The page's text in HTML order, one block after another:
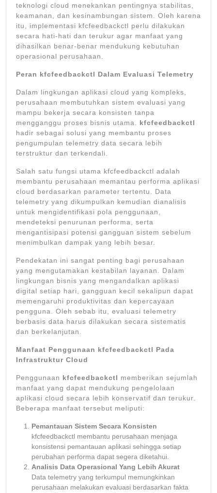
teknologi cloud menekankan pentingnya stabilitas,
keamanan, dan kesinambungan sistem. Oleh karena
itu, implementasi kfcfeedbackctl perlu dilakukan
secara hati-hati dan terukur agar manfaat yang
dihasilkan benar-benar mendukung kebutuhan
operasional perusahaan.
Peran kfcfeedbackctl Dalam Evaluasi Telemetry
Dalam lingkungan aplikasi cloud yang kompleks,
perusahaan membutuhkan sistem evaluasi yang
mampu bekerja secara konsisten tanpa
mengganggu proses bisnis utama. kfcfeedbackctl
hadir sebagai solusi yang membantu proses
pengumpulan telemetry data secara lebih
terstruktur dan terkendali.
Salah satu fungsi utama kfcfeedbackctl adalah
membantu perusahaan memantau performa aplikasi
cloud berdasarkan parameter tertentu. Data
telemetry yang dikumpulkan kemudian dianalisis
untuk mengidentifikasi pola penggunaan,
mendeteksi penurunan performa, serta
mengantisipasi potensi gangguan sistem sebelum
menimbulkan dampak yang lebih besar.
Pendekatan ini sangat penting bagi perusahaan
yang mengutamakan kestabilan layanan. Dalam
lingkungan bisnis yang mengandalkan aplikasi
digital setiap hari, gangguan kecil sekalipun dapat
memengaruhi produktivitas dan kepercayaan
pengguna. Oleh sebab itu, evaluasi telemetry
berbasis data harus dilakukan secara sistematis
dan berkelanjutan.
Manfaat Penggunaan kfcfeedbackctl Pada
Infrastruktur Cloud
Penggunaan kfcfeedbackctl memberikan sejumlah
manfaat yang dapat mendukung pengelolaan
aplikasi cloud secara lebih konservatif dan terukur.
Beberapa manfaat tersebut meliputi:
Pemantauan Sistem Secara Konsisten
kfcfeedbackctl membantu perusahaan menjaga
konsistensi pemantauan aplikasi sehingga setiap
perubahan performa dapat segera diketahui.
Analisis Data Operasional Yang Lebih Akurat
Data telemetry yang terkumpul memungkinkan
perusahaan melakukan evaluasi berdasarkan fakta